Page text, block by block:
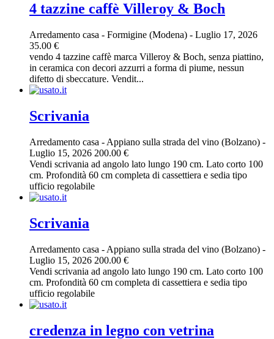
4 tazzine caffè Villeroy & Boch
Arredamento casa - Formigine (Modena) - Luglio 17, 2026
35.00 €
vendo 4 tazzine caffè marca Villeroy & Boch, senza piattino,
in ceramica con decori azzurri a forma di piume, nessun
difetto di sbeccature. Vendit...
Scrivania
Arredamento casa - Appiano sulla strada del vino (Bolzano) -
Luglio 15, 2026 200.00 €
Vendi scrivania ad angolo lato lungo 190 cm. Lato corto 100
cm. Profondità 60 cm completa di cassettiera e sedia tipo
ufficio regolabile
Scrivania
Arredamento casa - Appiano sulla strada del vino (Bolzano) -
Luglio 15, 2026 200.00 €
Vendi scrivania ad angolo lato lungo 190 cm. Lato corto 100
cm. Profondità 60 cm completa di cassettiera e sedia tipo
ufficio regolabile
credenza in legno con vetrina